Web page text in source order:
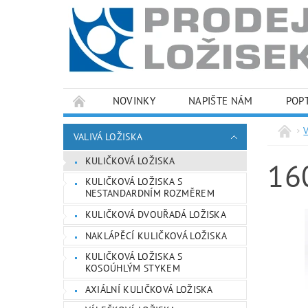
NOVINKY NAPIŠTE NÁM
PODMÍNKY OCHRANY OSOBNÍCH ÚDAJŮ
VALIVÁ LOŽISKA
KULIČKOVÁ LOŽISKA
KULIČKOVÁ LOŽISKA S
NESTANDARDNÍM ROZMĚREM
KULIČKOVÁ DVOUŘADÁ LOŽISKA
NAKLÁPĚCÍ KULIČKOVÁ LOŽISKA
KULIČKOVÁ LOŽISKA S
KOSOÚHLÝM STYKEM
AXIÁLNÍ KULIČKOVÁ LOŽISKA